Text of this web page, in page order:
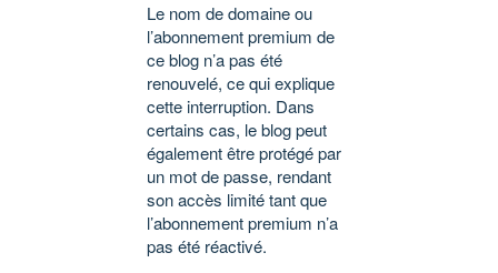
Le nom de domaine ou
l’abonnement premium de
ce blog n’a pas été
renouvelé, ce qui explique
cette interruption. Dans
certains cas, le blog peut
également être protégé par
un mot de passe, rendant
son accès limité tant que
l’abonnement premium n’a
pas été réactivé.